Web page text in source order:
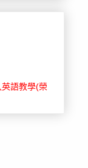
語教學(榮